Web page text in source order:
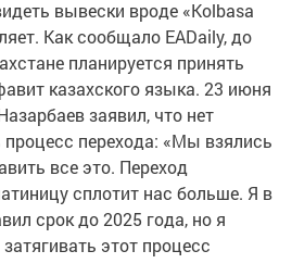
вывески вроде «Kolbasa
Как сообщало EADaily, до
планируется принять
казахского языка. 23 июня
заявил, что нет
процесс перехода: «Мы взялись
все это. Переход
сплотит нас больше. Я в
срок до 2025 года, но я
этот процесс